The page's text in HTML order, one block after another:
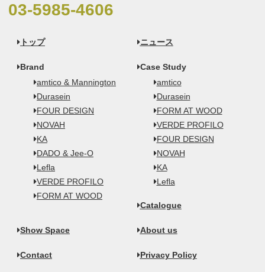
03-5985-4606
トップ ニュース
Brand
amtico & Mannington
Durasein
FOUR DESIGN
NOVAH
KA
DADO & Jee-O
Lefla
VERDE PROFILO
FORM AT WOOD
Case Study
amtico
Durasein
FORM AT WOOD
VERDE PROFILO
FOUR DESIGN
NOVAH
KA
Lefla
Catalogue
Show Space About us
Contact Privacy Policy